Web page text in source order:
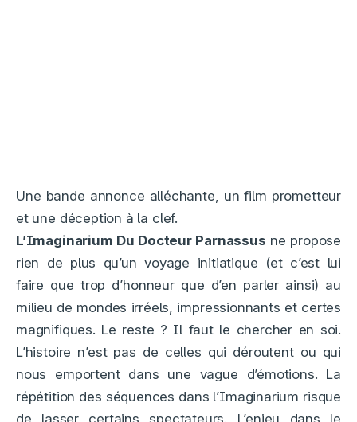
Une bande annonce alléchante, un film prometteur
et une déception à la clef.
L’Imaginarium Du Docteur Parnassus ne propose
rien de plus qu’un voyage initiatique (et c’est lui
faire que trop d’honneur que d’en parler ainsi) au
milieu de mondes irréels, impressionnants et certes
magnifiques. Le reste ? Il faut le chercher en soi.
L’histoire n’est pas de celles qui déroutent ou qui
nous emportent dans une vague d’émotions. La
répétition des séquences dans l’Imaginarium risque
de lasser certains spectateurs. L’enjeu dans le